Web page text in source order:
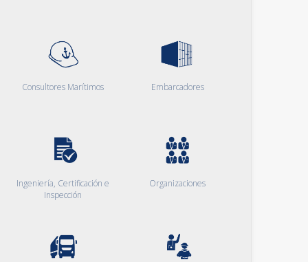
Consultores Marítimos Embarcadores
Ingeniería, Certificación e
Inspección
Organizaciones